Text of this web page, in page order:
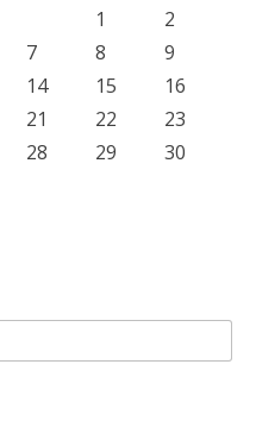
1
2
7 8
9
14 15
16
21 22
23
28 29
30